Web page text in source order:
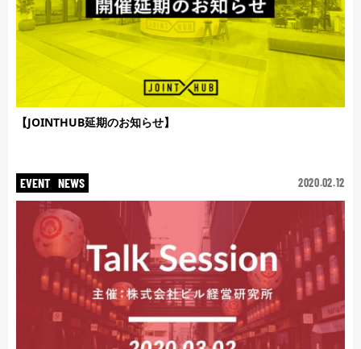
【JOINTHUB延期のお知らせ】
EVENT NEWS 2020.02.12